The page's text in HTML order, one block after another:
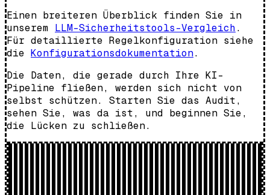
Einen breiteren Überblick finden Sie in
unserem LLM-Sicherheitstools-Vergleich.
Für detaillierte Regelkonfiguration siehe
die Konfigurationsdokumentation.
Die Daten, die gerade durch Ihre KI-
Pipeline fließen, werden sich nicht von
selbst schützen. Starten Sie das Audit,
sehen Sie, was da ist, und beginnen Sie,
die Lücken zu schließen.